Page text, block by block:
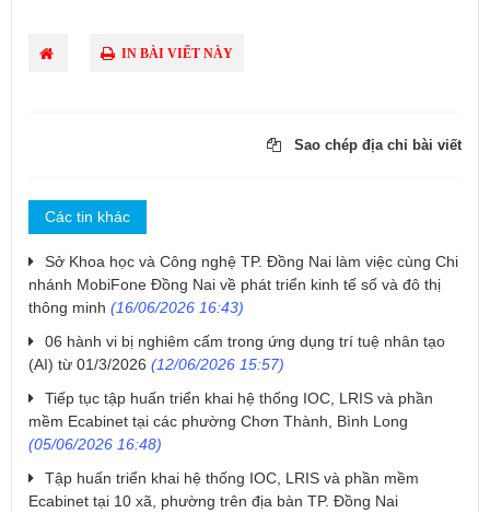
IN BÀI VIẾT NÀY
Sao chép địa chỉ bài viết
Các tin khác
Sở Khoa học và Công nghệ TP. Đồng Nai làm việc cùng Chi
nhánh MobiFone Đồng Nai về phát triển kinh tế số và đô thị
thông minh (16/06/2026 16:43)
06 hành vi bị nghiêm cấm trong ứng dụng trí tuệ nhân tạo
(AI) từ 01/3/2026 (12/06/2026 15:57)
Tiếp tục tập huấn triển khai hệ thống IOC, LRIS và phần
mềm Ecabinet tại các phường Chơn Thành, Bình Long
(05/06/2026 16:48)
Tập huấn triển khai hệ thống IOC, LRIS và phần mềm
Ecabinet tại 10 xã, phường trên địa bàn TP. Đồng Nai